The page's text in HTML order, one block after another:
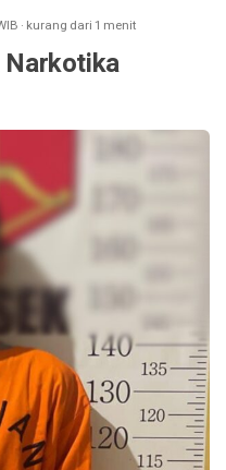
· kurang dari 1 menit
Narkotika